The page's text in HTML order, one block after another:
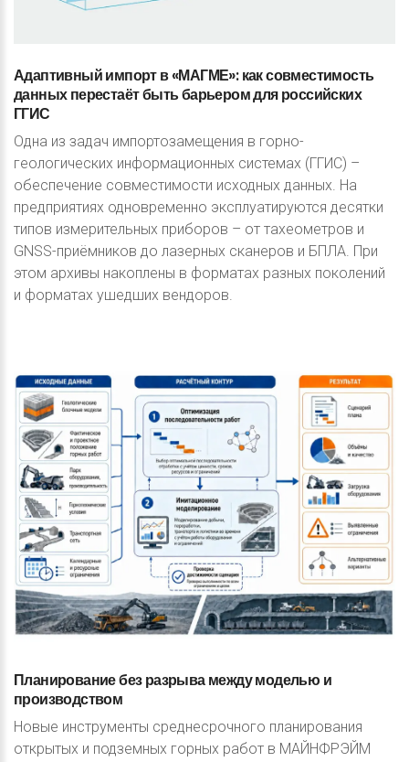
Адаптивныйимпортв«МАГМЕ»: каксовместимость
данныхперестаётбытьбарьеромдляроссийских
ГГИС
Одна из задач импортозамещения в горно-
геологических информационных системах (ГГИС) –
обеспечение совместимости исходных данных. На
предприятиях одновременно эксплуатируются десятки
типов измерительных приборов – от тахеометров и
GNSS-приёмников до лазерных сканеров и БПЛА. При
этом архивы накоплены в форматах разных поколений
и форматах ушедших вендоров.
Планированиебезразрывамеждумоделью и
производством
Новые инструменты среднесрочного планирования
открытых и подземных горных работ в МАЙНФРЭЙМ